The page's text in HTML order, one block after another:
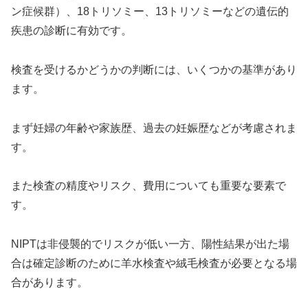
ン症候群）、18トリソミー、13トリソミーなどの遺伝的
疾患の診断に有効です。
検査を受けるかどうかの判断には、いくつかの基準があり
ます。
まず妊婦の年齢や家族歴、過去の妊娠歴などが考慮されま
す。
また検査の精度やリスク、費用についても重要な要素で
す。
NIPTは非侵襲的でリスクが低い一方、陽性結果が出た場
合は確定診断のために羊水検査や絨毛検査が必要となる場
合があります。